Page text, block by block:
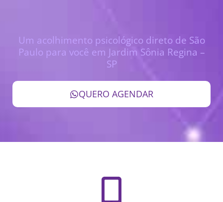
Um acolhimento psicológico direto de São
Paulo para você em Jardim Sônia Regina –
SP
QUERO AGENDAR